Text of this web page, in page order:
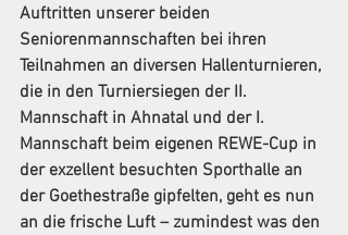
Auftritten unserer beiden
Seniorenmannschaften bei ihren
Teilnahmen an diversen Hallenturnieren,
die in den Turniersiegen der II.
Mannschaft in Ahnatal und der I.
Mannschaft beim eigenen REWE-Cup in
der exzellent besuchten Sporthalle an
der Goethestraße gipfelten, geht es nun
an die frische Luft – zumindest was den